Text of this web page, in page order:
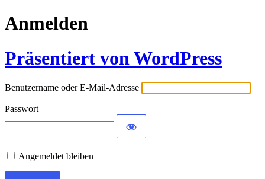
Anmelden
Präsentiert von WordPress
Benutzername oder E-Mail-Adresse
Passwort
Angemeldet bleiben